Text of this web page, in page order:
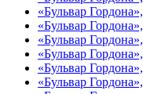
«Бульвар
«Бульвар
«Бульвар
«Бульвар
«Бульвар
«Бульвар